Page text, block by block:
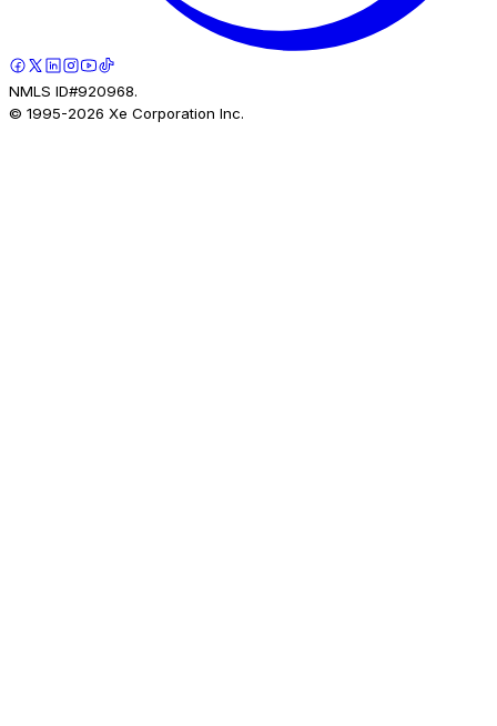
NMLS ID#920968.
© 1995-2026 Xe Corporation Inc.